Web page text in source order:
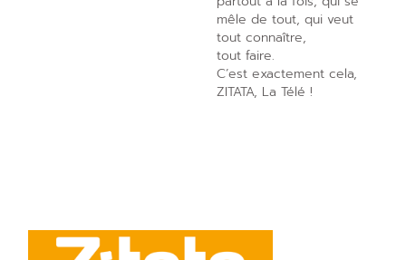
mêle de tout, qui veut
tout connaître,
tout faire.
C’est exactement cela,
ZITATA, La Télé !